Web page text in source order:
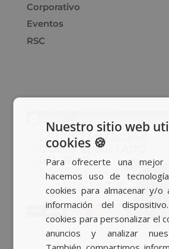
Corporativo
Eventos
RSC
Nuestro sitio web
cookies 🍪
Para ofrecerte una mejor
hacemos uso de
cookies para almacenar y/o
información del
cookies para personalizar el
anuncios y analizar